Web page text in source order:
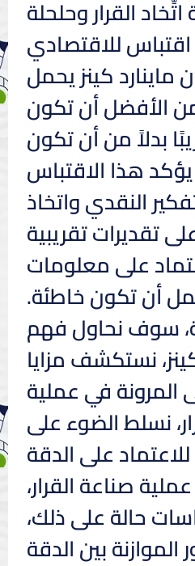
القرار وحلحلة
للاقتصادي
ماينارد كينز يحمل
الأفضل أن تكون
بدلاً من أن تكون
هذا الاقتباس
النقدي واتخاذ
تقديرات تقريبية
على معلومات
أن تكون خاطئة.
سوف نحاول فهم
نستكشف مزايا
المرونة في عملية
نسلط الضوء على
على الدقة
صناعة القرار،
حالة على ذلك،
بين الدقة